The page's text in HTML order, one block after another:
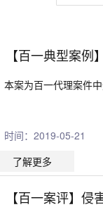
【百一典型案
本案为百一代理案件
时间：2019-05-21
了解更多
【百一案评】